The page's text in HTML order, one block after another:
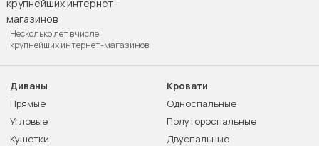
Несколько лет в числе
крупнейших интернет-магазинов
Диваны
Прямые
Угловые
Кушетки
Кровати
Односпальные
Полутороспальные
Двуспальные